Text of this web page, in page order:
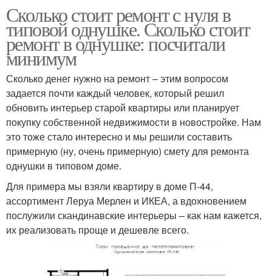
Сколько стоит ремонт с нуля в
типовой однушке. Сколько стоит
ремонт в однушке: посчитали
минимум
Сколько денег нужно на ремонт – этим вопросом
задается почти каждый человек, который решил
обновить интерьер старой квартиры или планирует
покупку собственной недвижимости в новостройке. Нам
это тоже стало интересно и мы решили составить
примерную (ну, очень примерную) смету для ремонта
однушки в типовом доме.
Для примера мы взяли квартиру в доме П-44,
ассортимент Леруа Мерлен и ИКЕА, а вдохновением
послужили скандинавские интерьеры – как нам кажется,
их реализовать проще и дешевле всего.